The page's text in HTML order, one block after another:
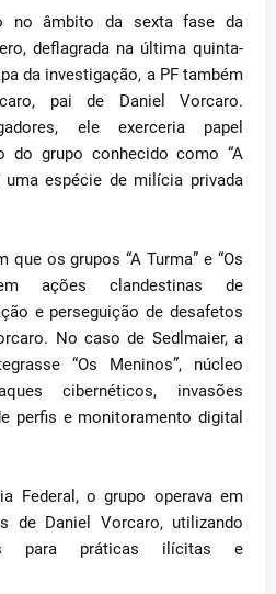
no âmbito da sexta fase da
deflagrada na última quinta-
da investigação, a PF também
pai de Daniel Vorcaro.
ele exerceria papel
do grupo conhecido como “A
uma espécie de milícia privada
os grupos “A Turma” e “Os
ações clandestinas de
e perseguição de desafetos
No caso de Sedlmaier, a
“Os Meninos”, núcleo
cibernéticos, invasões
perfis e monitoramento digital
Federal, o grupo operava em
de Daniel Vorcaro, utilizando
para práticas ilícitas e